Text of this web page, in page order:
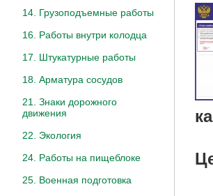
14. Грузоподъемные работы
16. Работы внутри колодца
17. Штукатурные работы
18. Арматура сосудов
21. Знаки дорожного
движения
22. Экология
24. Работы на пищеблоке
25. Военная подготовка